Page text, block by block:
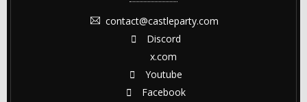
contact@castleparty.com
Discord
x.com
Youtube
Facebook